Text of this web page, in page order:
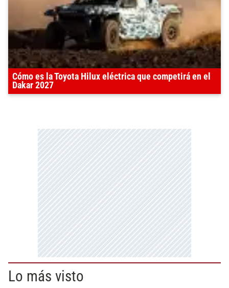
Cómo es la Toyota Hilux eléctrica que competirá en el
Dakar 2027
Lo más visto